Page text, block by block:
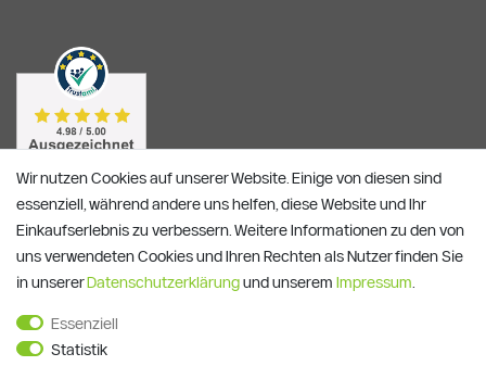
Wir nutzen Cookies auf unserer Website. Einige von diesen sind
essenziell, während andere uns helfen, diese Website und Ihr
Einkaufserlebnis zu verbessern. Weitere Informationen zu den von
uns verwendeten Cookies und Ihren Rechten als Nutzer finden Sie
in unsererDaten­schutz­erklärungund unserem Impressum
Essenziell
Statistik